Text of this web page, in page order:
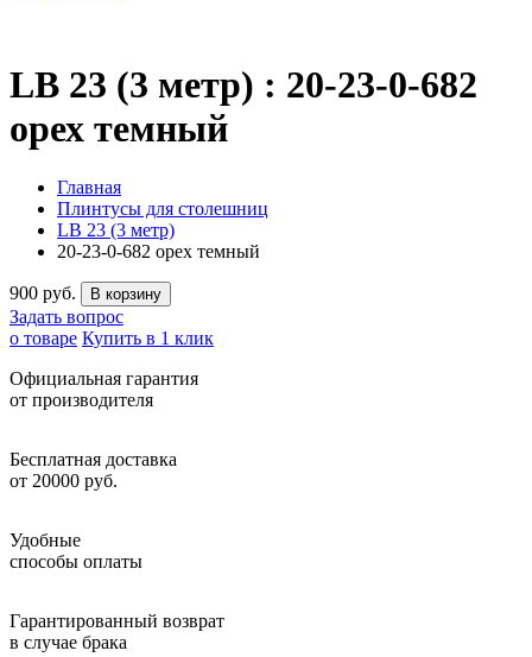
LB 23 (3 метр) : 20-23-0-682
орех темный
Главная
Плинтусы для столешниц
LB 23 (3 метр)
20-23-0-682 орех темный
900 руб.
Задать вопрос
о товаре Купить в 1 клик
Официальная гарантия
от производителя
Бесплатная доставка
от 20000 руб.
Удобные
способы оплаты
Гарантированный возврат
в случае брака